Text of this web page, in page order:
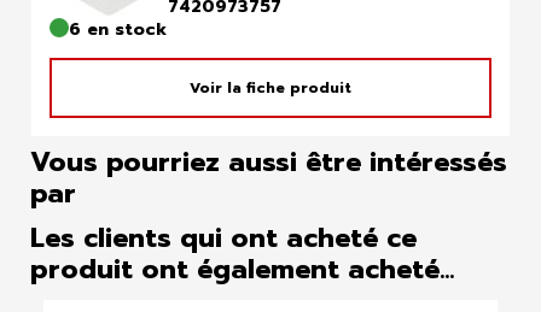
7420973757
6 en stock
Voir la fiche produit
Vous pourriez aussi être intéressés
par
Les clients qui ont acheté ce
produit ont également acheté...